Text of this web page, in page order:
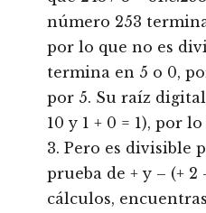
número 253
por lo que no es
termina en 5 o 0,
por 5. Su raíz digital
10 y 1 + 0 = 1), por
3. Pero es divisible
prueba de + y – (+ 2
cálculos,